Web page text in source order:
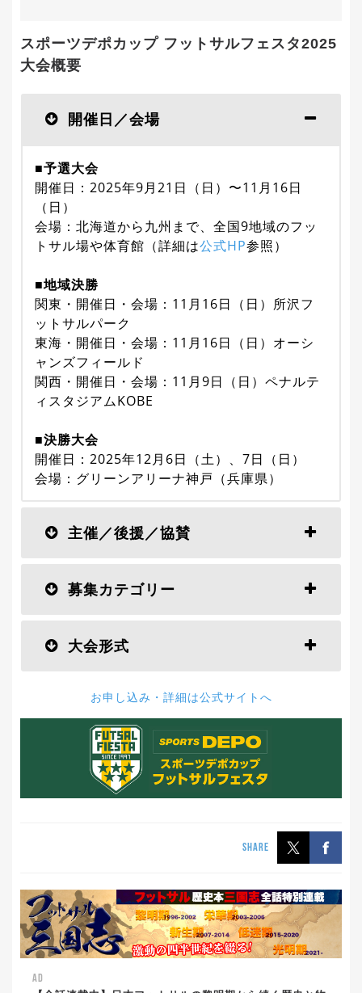
スポーツデポカップ フットサルフェスタ2025
大会概要
開催日／会場
■予選大会
開催日：2025年9月21日（日）〜11月16日
（日）
会場：北海道から九州まで、全国9地域のフッ
トサル場や体育館（詳細は公式HP参照）
■地域決勝
関東・開催日・会場：11月16日（日）所沢フ
ットサルパーク
東海・開催日・会場：11月16日（日）オーシ
ャンズフィールド
関西・開催日・会場：11月9日（日）ペナルテ
ィスタジアムKOBE
■決勝大会
開催日：2025年12月6日（土）、7日（日）
会場：グリーンアリーナ神戸（兵庫県）
主催／後援／協賛
募集カテゴリー
大会形式
お申し込み・詳細は公式サイトへ
SHARE
AD